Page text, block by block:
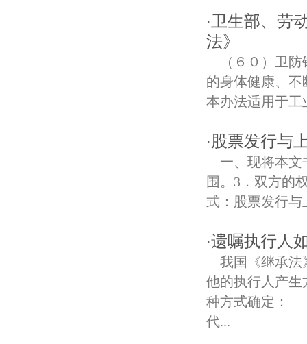
·卫生部、劳
法》
（６０）卫
的身体健康、
本办法适用于工
·股票发行与
一、现将本文
围。3．双方的
式：股票发行与
·遗嘱执行人
我国《继承法
他的执行人产生
种方式确定：
代...